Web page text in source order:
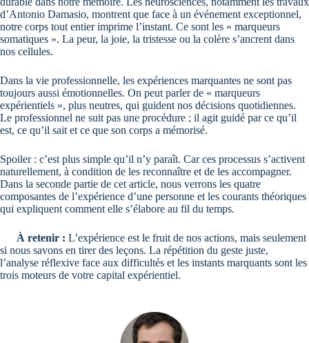
d’Antonio Damasio, montrent que face à un événement exceptionnel,
notre corps tout entier imprime l’instant. Ce sont les « marqueurs
somatiques ». La peur, la joie, la tristesse ou la colère s’ancrent dans
nos cellules.
Dans la vie professionnelle, les expériences marquantes ne sont pas
toujours aussi émotionnelles. On peut parler de « marqueurs
expérientiels », plus neutres, qui guident nos décisions quotidiennes.
Le professionnel ne suit pas une procédure ; il agit guidé par ce qu’il
est, ce qu’il sait et ce que son corps a mémorisé.
Spoiler : c’est plus simple qu’il n’y paraît. Car ces processus s’activent
naturellement, à condition de les reconnaître et de les accompagner.
Dans la seconde partie de cet article, nous verrons les quatre
composantes de l’expérience d’une personne et les courants théoriques
qui expliquent comment elle s’élabore au fil du temps.
À retenir : L’expérience est le fruit de nos actions, mais seulement
si nous savons en tirer des leçons. La répétition du geste juste,
l’analyse réflexive face aux difficultés et les instants marquants sont les
trois moteurs de votre capital expérientiel.